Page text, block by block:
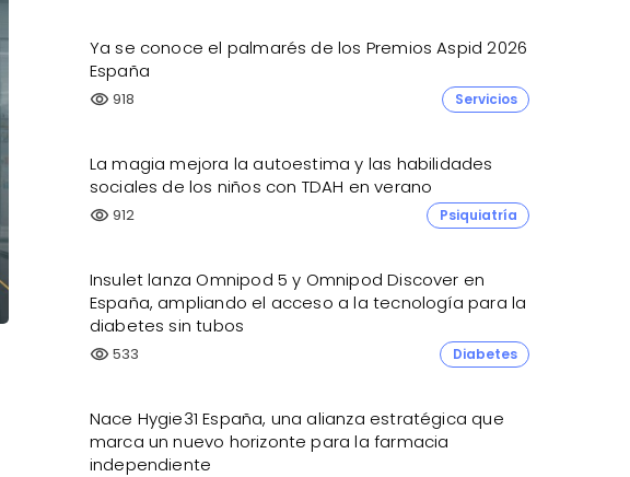
Ya se conoce el palmarés de los Premios Aspid 2026
España
visibility 918 Servicios
La magia mejora la autoestima y las habilidades
sociales de los niños con TDAH en verano
visibility 912 Psiquiatría
Insulet lanza Omnipod 5 y Omnipod Discover en
España, ampliando el acceso a la tecnología para la
diabetes sin tubos
visibility 533 Diabetes
Nace Hygie31 España, una alianza estratégica que
marca un nuevo horizonte para la farmacia
independiente